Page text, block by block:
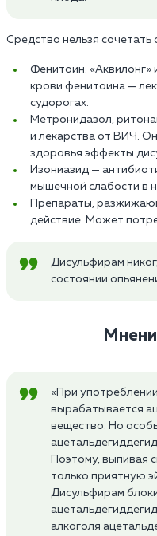
Средство нельзя
Фенитоин.
крови фенитоина —
судорогах.
Метронидазол,
и лекарства от ВИЧ.
здоровья эффекты
Изониазид —
мышечной слабости в
Препараты,
действие. Может
Дисульфирам
состоянии
«При
вырабатывается
вещество. Но
Поэтому, выпивая
только приятную
Дисульфирам
алкоголя